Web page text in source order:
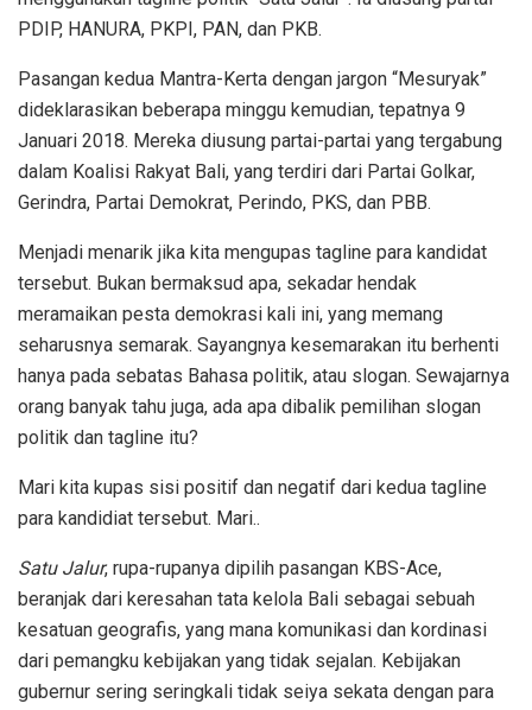
PDIP, HANURA, PKPI, PAN, dan PKB.
Pasangan kedua Mantra-Kerta dengan jargon “Mesuryak”
dideklarasikan beberapa minggu kemudian, tepatnya 9
Januari 2018. Mereka diusung partai-partai yang tergabung
dalam Koalisi Rakyat Bali, yang terdiri dari Partai Golkar,
Gerindra, Partai Demokrat, Perindo, PKS, dan PBB.
Menjadi menarik jika kita mengupas tagline para kandidat
tersebut. Bukan bermaksud apa, sekadar hendak
meramaikan pesta demokrasi kali ini, yang memang
seharusnya semarak. Sayangnya kesemarakan itu berhenti
hanya pada sebatas Bahasa politik, atau slogan. Sewajarnya
orang banyak tahu juga, ada apa dibalik pemilihan slogan
politik dan tagline itu?
Mari kita kupas sisi positif dan negatif dari kedua tagline
para kandidiat tersebut. Mari..
Satu Jalur, rupa-rupanya dipilih pasangan KBS-Ace,
beranjak dari keresahan tata kelola Bali sebagai sebuah
kesatuan geografis, yang mana komunikasi dan kordinasi
dari pemangku kebijakan yang tidak sejalan. Kebijakan
gubernur sering seringkali tidak seiya sekata dengan para